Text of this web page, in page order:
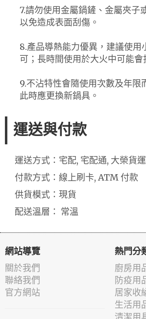
7.請勿使用金屬鍋鏟、金屬夾子
以免造成表面刮傷。
8.產品導熱能力優異，建議使用
可；長時間使用於大火中可能會
9.不沾特性會隨使用次數及年限
此時應更換新鍋具。
運送與付款
運送方式：宅配, 宅配通, 大榮貨運
付款方式：線上刷卡, ATM 付款
供貨模式：現貨
配送溫層： 常溫
網站導覽
關於我們
聯絡我們
官方網站
熱門分
廚房用
防疫用
居家收
生活用